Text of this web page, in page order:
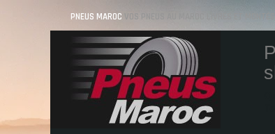
PNEUS MAROC VOS PNEUS AU MAROC LIVRÉS ET MONTÉS